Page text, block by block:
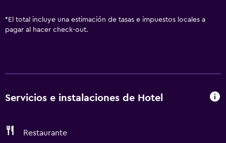
* El total incluye una estimación de tasas e impuestos locales a
pagar al hacer check-out.
Servicios e instalaciones de Hotel
Restaurante